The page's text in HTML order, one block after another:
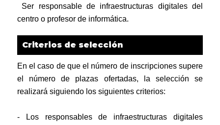
Ser responsable de infraestructuras digitales del
centro o profesor de informática.
Criterios de selección
En el caso de que el número de inscripciones supere
el número de plazas ofertadas, la selección se
realizará siguiendo los siguientes criterios:
- Los responsables de infraestructuras digitales